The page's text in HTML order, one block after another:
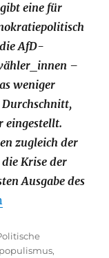
eine für
AfD-
–
weniger
Durchschnitt,
eingestellt.
zugleich der
Krise der
Ausgabe des
der
,